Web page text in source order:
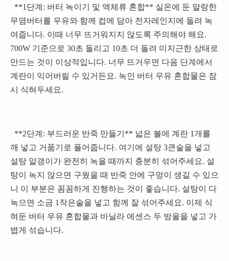
**1단계: 버터 녹이기 및 액체류 혼합** 실온에 둔 말랑한
무염버터를 우유와 함께 컵에 담아 전자레인지에 돌려 녹
여줍니다. 이때 너무 뜨거워지지 않도록 주의해야 해요.
700W 기준으로 30초 돌리고 10초 더 돌려 미지근한 상태로
만드는 것이 이상적입니다. 너무 뜨거우면 다음 단계에서
계란이 익어버릴 수 있거든요. 녹인 버터 우유 혼합물은 잠
시 식혀두세요.
**2단계: 부드러운 반죽 만들기** 넓은 볼에 계란 1개를
깨 넣고 거품기로 풀어줍니다. 여기에 설탕 3큰술을 넣고
설탕 알갱이가 완전히 녹을 때까지 충분히 섞어주세요. 설
탕이 녹지 않으면 구웠을 때 반죽 안에 구멍이 생길 수 있으
니 이 부분은 꼼꼼하게 진행하는 것이 좋습니다. 설탕이 다
녹으면 소금 1작은술을 넣고 함께 잘 섞어주세요. 이제 식
혀둔 버터 우유 혼합물과 바닐라 에센스 두 방울을 넣고 가
볍게 섞습니다.